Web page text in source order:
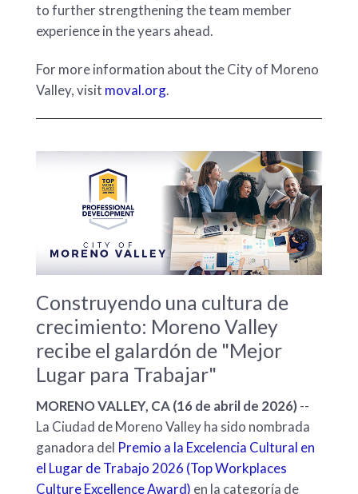
to further strengthening the team member
experience in the years ahead.
For more information about the City of Moreno
Valley, visit moval.org.
Construyendo una cultura de
crecimiento: Moreno Valley
recibe el galardón de "Mejor
Lugar para Trabajar"
MORENO VALLEY, CA (16 de abril de 2026) --
La Ciudad de Moreno Valley ha sido nombrada
ganadora del Premio a la Excelencia Cultural en
el Lugar de Trabajo 2026 (Top Workplaces
Culture Excellence Award) en la categoría de